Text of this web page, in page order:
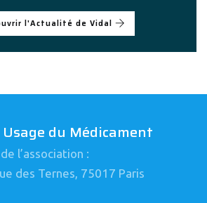
l'Actualité de Vidal
Usage du Médicament
l’association :
des Ternes, 75017 Paris